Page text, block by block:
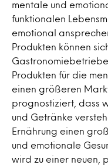
mentale und
funktionalen
emotional
Produkten können
Produkten für die
einen größeren
prognostiziert, dass
und Getränke
Ernährung einen
und emotionale
wird zu einer neuen,